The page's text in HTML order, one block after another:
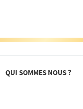
QUI SOMMES NOUS ?